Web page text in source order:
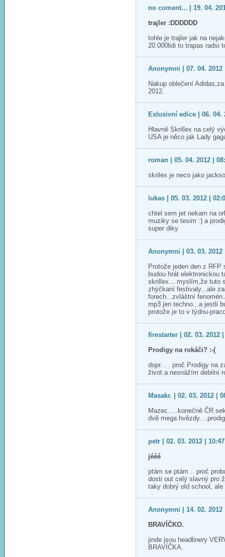
no coment... | 19. 04.
trajler :DDDDDD
tohle je trajler jak na
20.000lidi to trapas radsi
Anonymni | 07. 04. 2012
Nakup oblečení
2012.
Exlusivní edice | 06. 04.
Hlavně Skrillex na celý
USA je něco jak Lady
roman | 05. 04. 2012 |
skrilex je neco jako
lukas | 05. 03. 2012 |
chtel sem jet nekam na
muziky se tesim :) a
super diky
Anonymni | 03. 03. 2012
Protože jeden den z
budou hrát elektronickou
skrillex....myslím,že tuto
zhýčkaní festivaly...ale
forech...zvláštní
mp3 jen techno...a jestli
protože je to v týdnu-
firestarter | 02. 03. 2012 |
Prodigy na rokáči? :-(
dopr. . . proč Prodigy na
život a nesnážím debilní
Masakr. | 02. 03. 2012 |
Mazec.....konečně ČR
dvě mega
petr | 02. 03. 2012 |
jééé
ptám se ptám .. proč
dosti out celý slavný pro
taky dobrý old school,
Anonymni | 14. 02. 2012
BRAVÍČKO.
jinde jsou headlinery
BRAVÍČKA.